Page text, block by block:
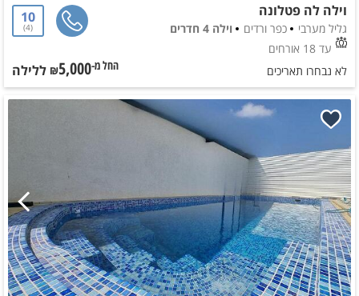
וילה לה פטלונה
גליל מערבי כפר ורדים
וילה 4 חדרים
עד 18 אורחים
10
4
לא נבחרו תאריכים החל מ-₪5,000 ללילה